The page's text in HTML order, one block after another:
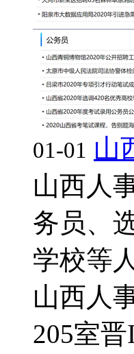
01-01 山
山西人
务员、
学校等
山西人
205室晋